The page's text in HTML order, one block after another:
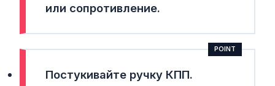
или сопротивление.
Постукивайте ручку КПП.